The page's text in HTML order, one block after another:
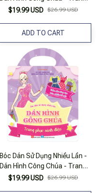
Phục Duyên Dáng
$19.99 USD $26.99 USD
ADD TO CART
Bóc Dán Sử Dụng Nhiều Lần -
Dán Hình Công Chúa - Trang
Phục Sành Điệu
$19.99 USD $26.99 USD